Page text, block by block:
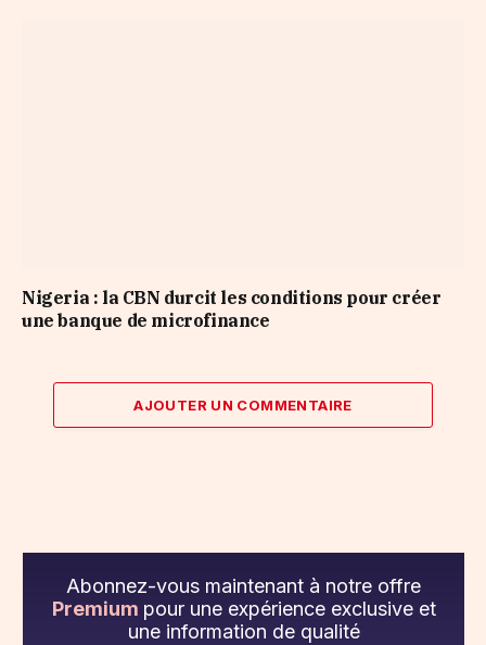
Nigeria : la CBN durcit les conditions pour créer
une banque de microfinance
AJOUTER UN COMMENTAIRE
Abonnez-vous maintenant à notre offre
Premium pour une expérience exclusive et
une information de qualité